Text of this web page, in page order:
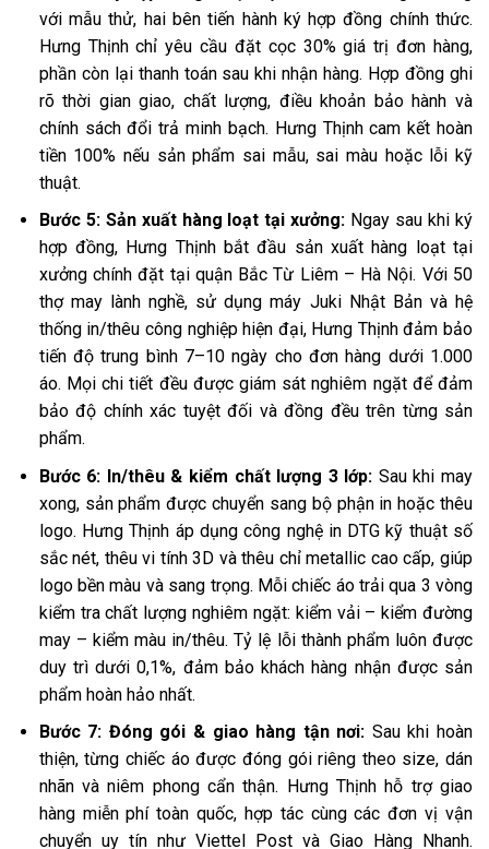
với mẫu thử, hai bên tiến hành ký hợp đồng chính thức.
Hưng Thịnh chỉ yêu cầu đặt cọc 30% giá trị đơn hàng,
phần còn lại thanh toán sau khi nhận hàng. Hợp đồng ghi
rõ thời gian giao, chất lượng, điều khoản bảo hành và
chính sách đổi trả minh bạch. Hưng Thịnh cam kết hoàn
tiền 100% nếu sản phẩm sai mẫu, sai màu hoặc lỗi kỹ
thuật.
Bước 5: Sản xuất hàng loạt tại xưởng: Ngay sau khi ký
hợp đồng, Hưng Thịnh bắt đầu sản xuất hàng loạt tại
xưởng chính đặt tại quận Bắc Từ Liêm – Hà Nội. Với 50
thợ may lành nghề, sử dụng máy Juki Nhật Bản và hệ
thống in/thêu công nghiệp hiện đại, Hưng Thịnh đảm bảo
tiến độ trung bình 7–10 ngày cho đơn hàng dưới 1.000
áo. Mọi chi tiết đều được giám sát nghiêm ngặt để đảm
bảo độ chính xác tuyệt đối và đồng đều trên từng sản
phẩm.
Bước 6: In/thêu & kiểm chất lượng 3 lớp: Sau khi may
xong, sản phẩm được chuyển sang bộ phận in hoặc thêu
logo. Hưng Thịnh áp dụng công nghệ in DTG kỹ thuật số
sắc nét, thêu vi tính 3D và thêu chỉ metallic cao cấp, giúp
logo bền màu và sang trọng. Mỗi chiếc áo trải qua 3 vòng
kiểm tra chất lượng nghiêm ngặt: kiểm vải – kiểm đường
may – kiểm màu in/thêu. Tỷ lệ lỗi thành phẩm luôn được
duy trì dưới 0,1%, đảm bảo khách hàng nhận được sản
phẩm hoàn hảo nhất.
Bước 7: Đóng gói & giao hàng tận nơi: Sau khi hoàn
thiện, từng chiếc áo được đóng gói riêng theo size, dán
nhãn và niêm phong cẩn thận. Hưng Thịnh hỗ trợ giao
hàng miễn phí toàn quốc, hợp tác cùng các đơn vị vận
chuyển uy tín như Viettel Post và Giao Hàng Nhanh.